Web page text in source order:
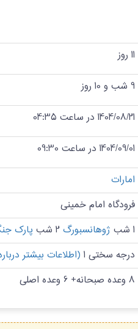
11 روز
9 شب و 10 روز
1404/08/21 در ساعت 04:35
1404/09/01 در ساعت 09:30
امارات
فرودگاه امام خمینی
1 شب ژوهانسبورگ2 شب پارک
درجه سختی 1 (اطلاعات بیشتر
8 وعده صبحانه+ 6 وعده اصلی